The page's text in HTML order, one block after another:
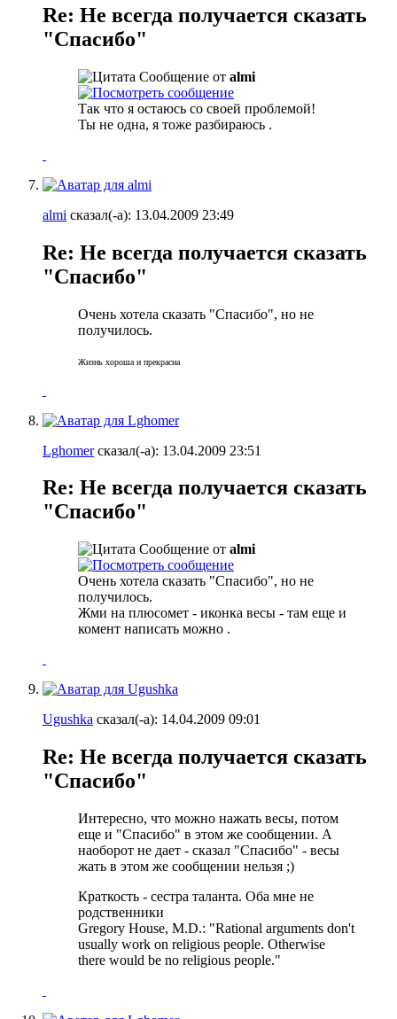
Re: Не всегда получается сказать
"Спасибо"
Сообщение от almi
Так что я остаюсь со своей проблемой!
Ты не одна, я тоже разбираюсь .
almi сказал(-а): 13.04.2009 23:49
Re: Не всегда получается сказать
"Спасибо"
Очень хотела сказать "Спасибо", но не
получилось.
Жизнь хороша и прекрасна
Lghomerсказал(-а): 13.04.2009 23:51
Re: Не всегда получается сказать
"Спасибо"
Сообщение от almi
Очень хотела сказать "Спасибо", но не
получилось.
Жми на плюсомет - иконка весы - там еще и
комент написать можно .
Ugushka сказал(-а): 14.04.2009 09:01
Re: Не всегда получается сказать
"Спасибо"
Интересно, что можно нажать весы, потом
еще и "Спасибо" в этом же сообщении. А
наоборот не дает - сказал "Спасибо" - весы
жать в этом же сообщении нельзя ;)
Краткость - сестра таланта. Оба мне не
родственники
Gregory House, M.D.: "Rational arguments don't
usually work on religious people. Otherwise
there would be no religious people."